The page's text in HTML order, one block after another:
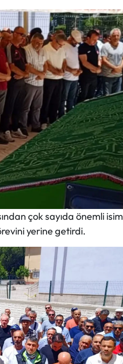
çok sayıda önemli isim
yerine getirdi.